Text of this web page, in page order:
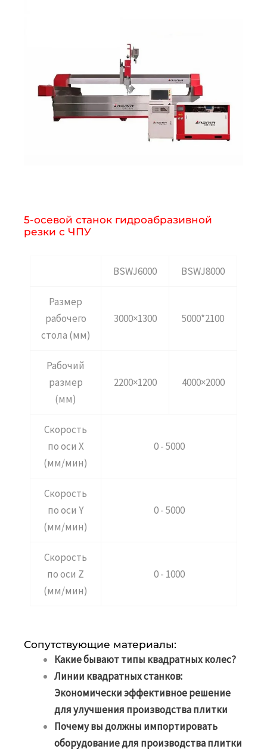
5-осевой станок гидроабразивной
резки с ЧПУ
BSWJ6000 BSWJ8000
Размер
рабочего
стола (мм)
3000×1300 5000*2100
Рабочий
размер
(мм)
2200×1200 4000×2000
Скорость
по оси X
(мм/мин)
0 - 5000
Скорость
по оси Y
(мм/мин)
0 - 5000
Скорость
по оси Z
(мм/мин)
0 - 1000
Сопутствующие материалы:
Какие бывают типы квадратных колес?
Линии квадратных станков:
Экономически эффективное решение
для улучшения производства плитки
Почему вы должны импортировать
оборудование для производства плитки